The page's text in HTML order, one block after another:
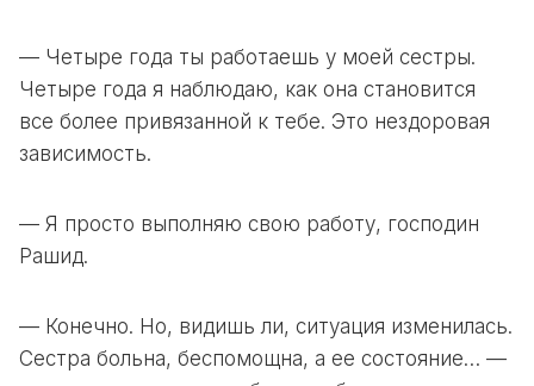
— Четыре года ты работаешь у моей сестры.
Четыре года я наблюдаю, как она становится
все более привязанной к тебе. Это нездоровая
зависимость.
— Я просто выполняю свою работу, господин
Рашид.
— Конечно. Но, видишь ли, ситуация изменилась.
Сестра больна, беспомощна, а ее состояние… —